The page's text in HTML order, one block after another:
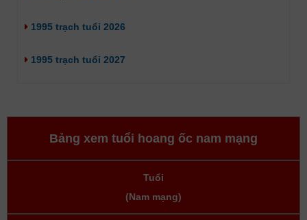
1995 trạch tuổi 2026
1995 trạch tuổi 2027
Bảng xem tuổi hoang ốc nam mạng
Tuổi
(Nam mạng)